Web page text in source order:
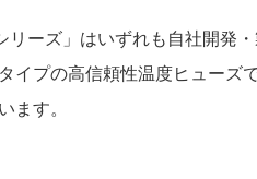
ーズ」はいずれも自社開発・
プの高信頼性温度ヒューズで
ます。